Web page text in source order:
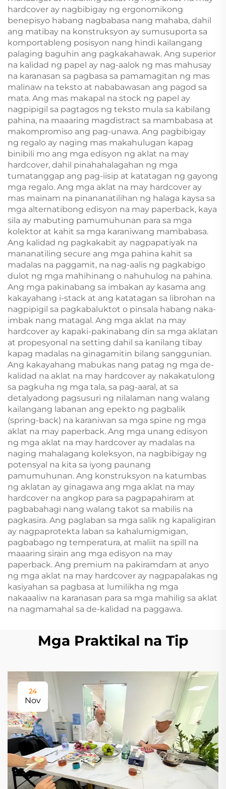
hardcover ay nagbibigay ng ergonomikong
benepisyo habang nagbabasa nang mahaba, dahil
ang matibay na konstruksyon ay sumusuporta sa
komportableng posisyon nang hindi kailangang
palaging baguhin ang pagkakahawak. Ang superior
na kalidad ng papel ay nag-aalok ng mas mahusay
na karanasan sa pagbasa sa pamamagitan ng mas
malinaw na teksto at nababawasan ang pagod sa
mata. Ang mas makapal na stock ng papel ay
nagpipigil sa pagtagos ng teksto mula sa kabilang
pahina, na maaaring magdistract sa mambabasa at
makompromiso ang pag-unawa. Ang pagbibigay
ng regalo ay naging mas makahulugan kapag
binibili mo ang mga edisyon ng aklat na may
hardcover, dahil pinahahalagahan ng mga
tumatanggap ang pag-iisip at katatagan ng gayong
mga regalo. Ang mga aklat na may hardcover ay
mas mainam na pinananatilihan ng halaga kaysa sa
mga alternatibong edisyon na may paperback, kaya
sila ay mabuting pamumuhunan para sa mga
kolektor at kahit sa mga karaniwang mambabasa.
Ang kalidad ng pagkakabit ay nagpapatiyak na
mananatiling secure ang mga pahina kahit sa
madalas na paggamit, na nag-aalis ng pagkabigo
dulot ng mga mahihinang o nahuhulog na pahina.
Ang mga pakinabang sa imbakan ay kasama ang
kakayahang i-stack at ang katatagan sa librohan na
nagpipigil sa pagkabaluktot o pinsala habang naka-
imbak nang matagal. Ang mga aklat na may
hardcover ay kapaki-pakinabang din sa mga aklatan
at propesyonal na setting dahil sa kanilang tibay
kapag madalas na ginagamitin bilang sanggunian.
Ang kakayahang mabukas nang patag ng mga de-
kalidad na aklat na may hardcover ay nakakatulong
sa pagkuha ng mga tala, sa pag-aaral, at sa
detalyadong pagsusuri ng nilalaman nang walang
kailangang labanan ang epekto ng pagbalik
(spring-back) na karaniwan sa mga spine ng mga
aklat na may paperback. Ang mga unang edisyon
ng mga aklat na may hardcover ay madalas na
naging mahalagang koleksyon, na nagbibigay ng
potensyal na kita sa iyong paunang
pamumuhunan. Ang konstruksyon na katumbas
ng aklatan ay ginagawa ang mga aklat na may
hardcover na angkop para sa pagpapahiram at
pagbabahagi nang walang takot sa mabilis na
pagkasira. Ang paglaban sa mga salik ng kapaligiran
ay nagpaprotekta laban sa kahalumigmigan,
pagbabago ng temperatura, at maliit na spill na
maaaring sirain ang mga edisyon na may
paperback. Ang premium na pakiramdam at anyo
ng mga aklat na may hardcover ay nagpapalakas ng
kasiyahan sa pagbasa at lumilikha ng mga
nakaaaliw na karanasan para sa mga mahilig sa aklat
na nagmamahal sa de-kalidad na paggawa.
Mga Praktikal na Tip
24
Nov